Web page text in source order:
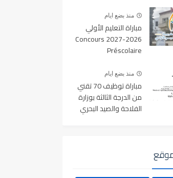
منذ بضع ايام
مباراة التعليم الأولي
2026-2027 Concours
Préscolaire
منذ بضع ايام
مباراة توظيف 70 تقني
من الدرجة الثالثة بوزارة
الفلاحة والصيد البحري